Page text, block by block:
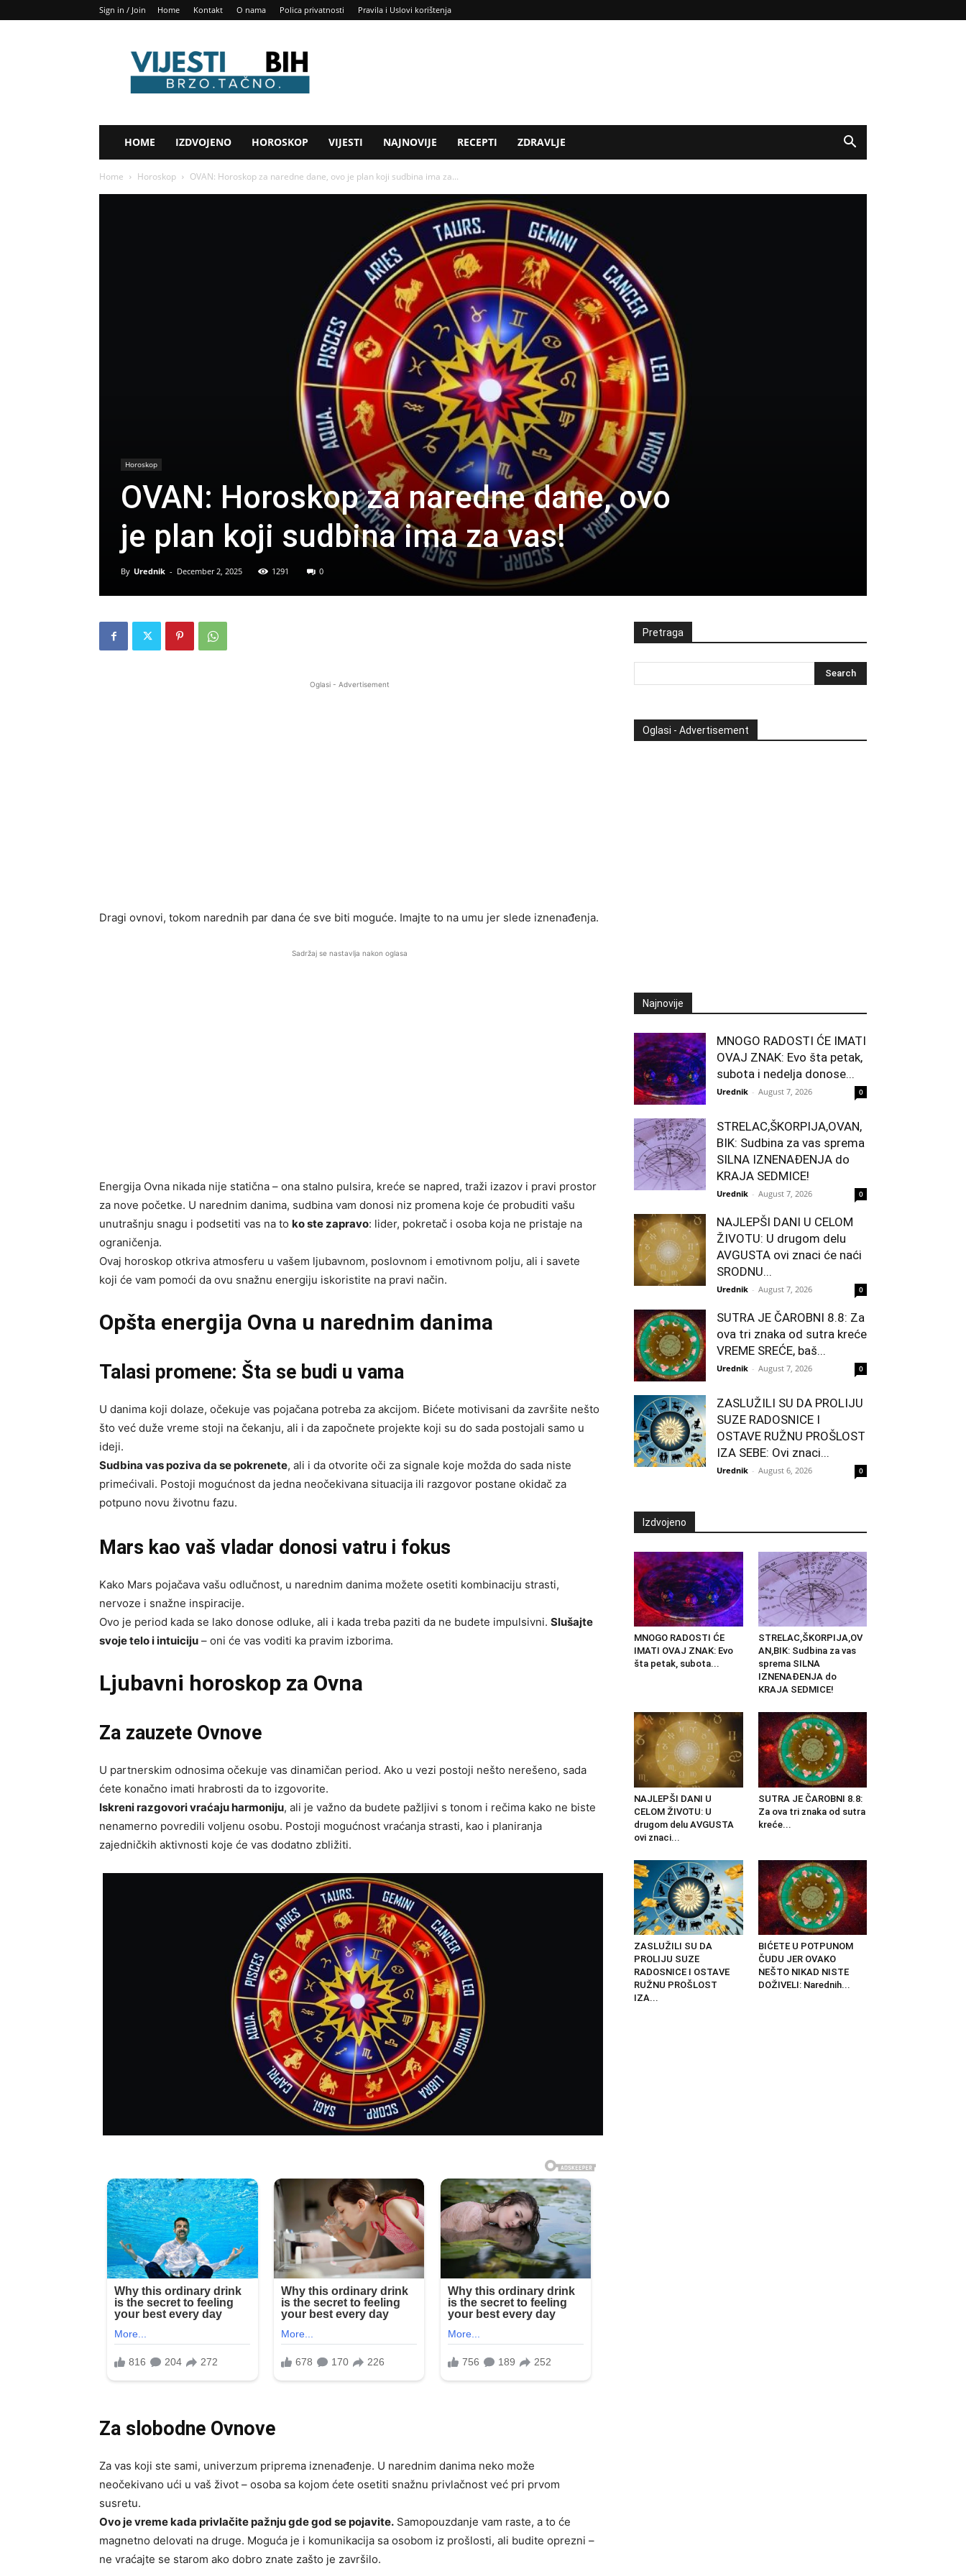
Sign in / Join Home Kontakt O nama Polica privatnosti Pravila i Uslovi korištenja
BIH
HOME IZDVOJENO HOROSKOP VIJESTI NAJNOVIJE RECEPTI ZDRAVLJE
Home Horoskop OVAN: Horoskop za naredne dane, ovo je plan koji sudbina ima za...
Horoskop
OVAN: Horoskop za naredne dane, ovo
je plan koji sudbina ima za vas!
By Urednik - December 2, 2025 1291 0
Oglasi - Advertisement
Dragi ovnovi, tokom narednih par dana će sve biti moguće. Imajte to na umu jer slede iznenađenja.
Sadržaj se nastavlja nakon oglasa
Energija Ovna nikada nije statična – ona stalno pulsira, kreće se napred, traži izazov i pravi prostor
za nove početke. U narednim danima, sudbina vam donosi niz promena koje će probuditi vašu
unutrašnju snagu i podsetiti vas na to ko ste zapravo: lider, pokretač i osoba koja ne pristaje na
ograničenja.
Ovaj horoskop otkriva atmosferu u vašem ljubavnom, poslovnom i emotivnom polju, ali i savete
koji će vam pomoći da ovu snažnu energiju iskoristite na pravi način.
Opšta energija Ovna u narednim danima
Talasi promene: Šta se budi u vama
U danima koji dolaze, očekuje vas pojačana potreba za akcijom. Bićete motivisani da završite nešto
što već duže vreme stoji na čekanju, ali i da započnete projekte koji su do sada postojali samo u
ideji.
Sudbina vas poziva da se pokrenete, ali i da otvorite oči za signale koje možda do sada niste
primećivali. Postoji mogućnost da jedna neočekivana situacija ili razgovor postane okidač za
potpuno novu životnu fazu.
Mars kao vaš vladar donosi vatru i fokus
Kako Mars pojačava vašu odlučnost, u narednim danima možete osetiti kombinaciju strasti,
nervoze i snažne inspiracije.
Ovo je period kada se lako donose odluke, ali i kada treba paziti da ne budete impulsivni. Slušajte
svoje telo i intuiciju – oni će vas voditi ka pravim izborima.
Ljubavni horoskop za Ovna
Za zauzete Ovnove
U partnerskim odnosima očekuje vas dinamičan period. Ako u vezi postoji nešto nerešeno, sada
ćete konačno imati hrabrosti da to izgovorite.
Iskreni razgovori vraćaju harmoniju, ali je važno da budete pažljivi s tonom i rečima kako ne biste
nenamerno povredili voljenu osobu. Postoji mogućnost vraćanja strasti, kao i planiranja
zajedničkih aktivnosti koje će vas dodatno zbližiti.
Za slobodne Ovnove
Za vas koji ste sami, univerzum priprema iznenađenje. U narednim danima neko može
neočekivano ući u vaš život – osoba sa kojom ćete osetiti snažnu privlačnost već pri prvom
susretu.
Ovo je vreme kada privlačite pažnju gde god se pojavite. Samopouzdanje vam raste, a to će
magnetno delovati na druge. Moguća je i komunikacija sa osobom iz prošlosti, ali budite oprezni –
ne vraćajte se starom ako dobro znate zašto je završilo.
Pretraga
Oglasi - Advertisement
Najnovije
MNOGO RADOSTI ĆE IMATI
OVAJ ZNAK: Evo šta petak,
subota i nedelja donose...
Urednik - August 7, 2026 0
STRELAC,ŠKORPIJA,OVAN,
BIK: Sudbina za vas sprema
SILNA IZNENAĐENJA do
KRAJA SEDMICE!
Urednik - August 7, 2026 0
NAJLEPŠI DANI U CELOM
ŽIVOTU: U drugom delu
AVGUSTA ovi znaci će naći
SRODNU...
Urednik - August 7, 2026 0
SUTRA JE ČAROBNI 8.8: Za
ova tri znaka od sutra kreće
VREME SREĆE, baš...
Urednik - August 7, 2026 0
ZASLUŽILI SU DA PROLIJU
SUZE RADOSNICE I
OSTAVE RUŽNU PROŠLOST
IZA SEBE: Ovi znaci...
Urednik - August 6, 2026 0
Izdvojeno
MNOGO RADOSTI ĆE
IMATI OVAJ ZNAK: Evo
šta petak, subota...
STRELAC,ŠKORPIJA,OV
AN,BIK: Sudbina za vas
sprema SILNA
IZNENAĐENJA do
KRAJA SEDMICE!
NAJLEPŠI DANI U
CELOM ŽIVOTU: U
drugom delu AVGUSTA
ovi znaci...
SUTRA JE ČAROBNI 8.8:
Za ova tri znaka od sutra
kreće...
ZASLUŽILI SU DA
PROLIJU SUZE
RADOSNICE I OSTAVE
RUŽNU PROŠLOST
IZA...
BIĆETE U POTPUNOM
ČUDU JER OVAKO
NEŠTO NIKAD NISTE
DOŽIVELI: Narednih...